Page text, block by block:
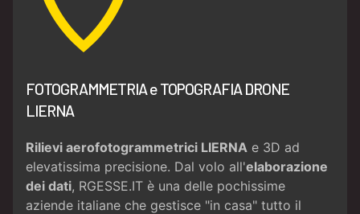
FOTOGRAMMETRIA e TOPOGRAFIA DRONE
LIERNA
Rilievi aerofotogrammetrici LIERNA e 3D ad
elevatissima precisione. Dal volo all'elaborazione
dei dati, RGESSE.IT è una delle pochissime
aziende italiane che gestisce "in casa" tutto il